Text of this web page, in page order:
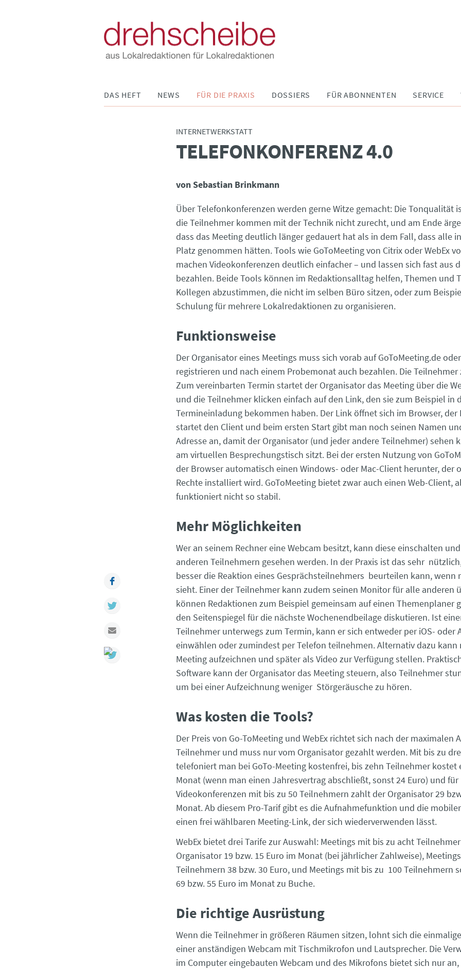
DAS HEFT NEWS FÜR DIE PRAXIS DOSSIERS FÜR ABONNENTEN SERVICE
INTERNETWERKSTATT
:TELEFONKONFERENZ 4.0
von Sebastian Brinkmann
Über Telefonkonferenzen werden gerne Witze gemacht: Die Tonqualität
die Teilnehmer kommen mit der Technik nicht zurecht, und am Ende
dass das Meeting deutlich länger gedauert hat als in dem Fall, dass alle
Platz genommen hätten. Tools wie GoToMeeting von Citrix oder WebEx
machen Videokonferenzen deutlich einfacher – und lassen sich fast aus
bezahlen. Beide Tools können im Redaktionsalltag helfen, Themen und
Kollegen abzustimmen, die nicht im selben Büro sitzen, oder zum
Schulung für mehrere Lokalredaktionen zu organisieren.
Funktionsweise
Der Organisator eines Meetings muss sich vorab auf GoToMeeting.de
registrieren und nach einem Probemonat auch bezahlen. Die
Zum vereinbarten Termin startet der Organisator das Meeting über die
und die Teilnehmer klicken einfach auf den Link, den sie zum Beispiel in
Termineinladung bekommen haben. Der Link öffnet sich im Browser, der
startet den Client und beim ersten Start gibt man noch seinen Namen
Adresse an, damit der Organisator (und jeder andere Teilnehmer) sehen
am virtuellen Besprechungstisch sitzt. Bei der ersten Nutzung von
der Browser automatisch einen Windows- oder Mac-Client herunter, der
Rechte installiert wird. GoToMeeting bietet zwar auch einen Web-Client,
funktioniert nicht so stabil.
Mehr Möglichkeiten
Wer an seinem Rechner eine Webcam besitzt, kann diese einschalten
anderen Teilnehmern gesehen werden. In der Praxis ist das sehr
besser die Reaktion eines Gesprächsteilnehmers beurteilen kann, wenn
sieht. Einer der Teilnehmer kann zudem seinen Monitor für alle anderen
können Redaktionen zum Beispiel gemeinsam auf einen Themenplaner
den Seitenspiegel für die nächste Wochenendbeilage diskutieren. Ist
Teilnehmer unterwegs zum Termin, kann er sich entweder per iOS- oder
einwählen oder zumindest per Telefon teilnehmen. Alternativ dazu kann
Meeting aufzeichnen und später als Video zur Verfügung stellen.
Software kann der Organisator das Meeting steuern, also Teilnehmer
um bei einer Aufzeichnung weniger Störgeräusche zu hören.
Was kosten die Tools?
Der Preis von Go-ToMeeting und WebEx richtet sich nach der maximalen
Teilnehmer und muss nur vom Organisator gezahlt werden. Mit bis zu
telefoniert man bei GoTo-Meeting kostenfrei, bis zehn Teilnehmer kostet
Monat (wenn man einen Jahresvertrag abschließt, sonst 24 Euro) und für
Videokonferenzen mit bis zu 50 Teilnehmern zahlt der Organisator 29
Monat. Ab diesem Pro-Tarif gibt es die Aufnahmefunktion und die
einen frei wählbaren Meeting-Link, der sich wiederverwenden lässt.
WebEx bietet drei Tarife zur Auswahl: Meetings mit bis zu acht
Organisator 19 bzw. 15 Euro im Monat (bei jährlicher Zahlweise),
Teilnehmern 38 bzw. 30 Euro, und Meetings mit bis zu 100 Teilnehmern
69 bzw. 55 Euro im Monat zu Buche.
Die richtige Ausrüstung
Wenn die Teilnehmer in größeren Räumen sitzen, lohnt sich die
einer anständigen Webcam mit Tischmikrofon und Lautsprecher. Die
im Computer eingebauten Webcam und des Mikrofons bietet sich nur